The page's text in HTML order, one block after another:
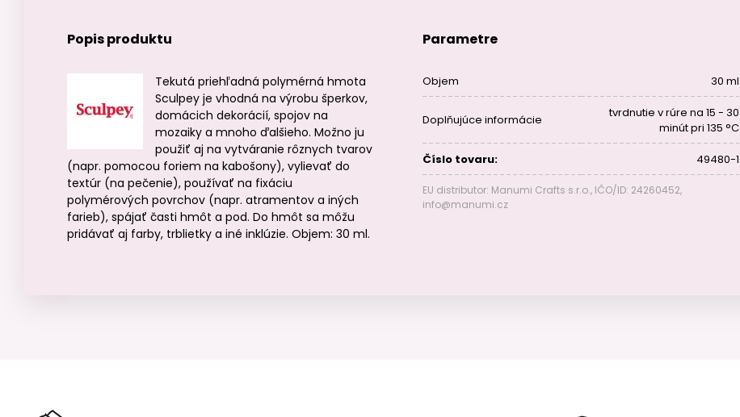
Popis produktu
Tekutá priehľadná polymérná hmota
Sculpey je vhodná na výrobu šperkov,
domácich dekorácií, spojov na
mozaiky a mnoho ďalšieho. Možno ju
použiť aj na vytváranie rôznych tvarov
(napr. pomocou foriem na kabošony), vylievať do
textúr (na pečenie), používať na fixáciu
polymérových povrchov (napr. atramentov a iných
farieb), spájať časti hmôt a pod. Do hmôt sa môžu
pridávať aj farby, trblietky a iné inklúzie. Objem: 30 ml.
Parametre
Objem 30 ml
Doplňujúce informácie
tvrdnutie v rúre na 15 - 30
minút pri 135 °C
Číslo tovaru: 49480-1
EU distributor: Manumi Crafts s.r.o., IČO/ID: 24260452,
info@manumi.cz